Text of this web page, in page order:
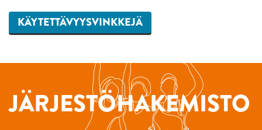
KÄYTETTÄVYYSVINKKEJÄ
JÄRJESTÖHAKEMISTO